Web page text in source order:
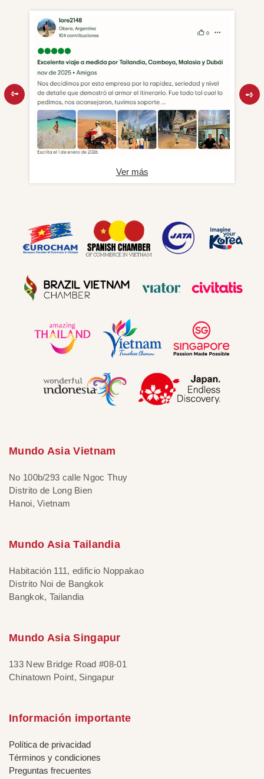
Ver más
Mundo Asia Vietnam
No 100b/293 calle Ngoc Thuy
Distrito de Long Bien
Hanoi, Vietnam
Mundo Asia Tailandia
Habitación 111, edificio Noppakao
Distrito Noi de Bangkok
Bangkok, Tailandia
Mundo Asia Singapur
133 New Bridge Road #08-01
Chinatown Point, Singapur
Información importante
Política de privacidad
Términos y condiciones
Preguntas frecuentes